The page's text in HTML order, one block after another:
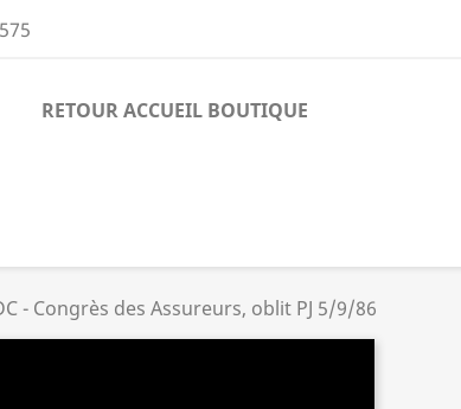
RETOUR ACCUEIL BOUTIQUE
- Congrès des Assureurs, oblit PJ 5/9/86